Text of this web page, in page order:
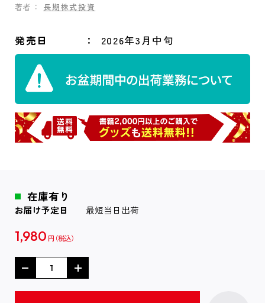
著者： 長期株式投資
発売日 2026年3月中旬
在庫有り
お届け予定日 最短当日出荷
1,980 円